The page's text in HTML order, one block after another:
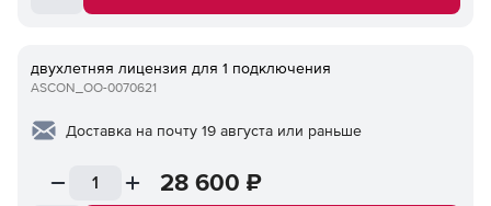
двухлетняя лицензия для 1 подключения
ASCON_ОО-0070621
Доставка на почту 19 августа или раньше
28 600 ₽